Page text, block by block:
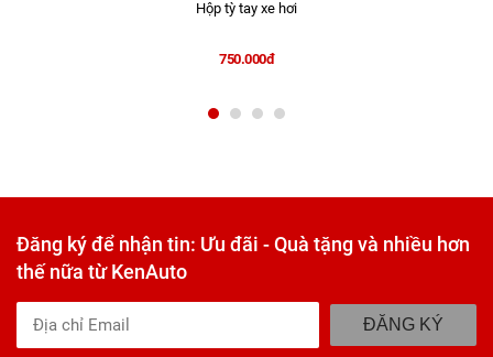
Hộp tỳ tay xe hơi
750.000đ
Đăng ký để nhận tin: Ưu đãi - Quà tặng và nhiều hơn
thế nữa từ KenAuto
ĐĂNG KÝ